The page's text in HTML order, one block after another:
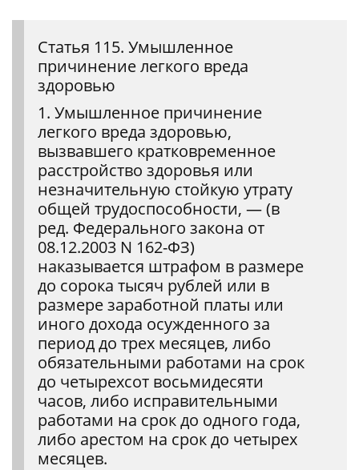
Статья 115. Умышленное
причинение легкого вреда
здоровью
1. Умышленное причинение
легкого вреда здоровью,
вызвавшего кратковременное
расстройство здоровья или
незначительную стойкую утрату
общей трудоспособности, — (в
ред. Федерального закона от
08.12.2003 N 162-ФЗ)
наказывается штрафом в размере
до сорока тысяч рублей или в
размере заработной платы или
иного дохода осужденного за
период до трех месяцев, либо
обязательными работами на срок
до четырехсот восьмидесяти
часов, либо исправительными
работами на срок до одного года,
либо арестом на срок до четырех
месяцев.